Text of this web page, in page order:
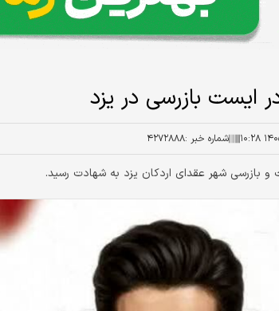
ایست بازرسی در یزد
شماره خبر :۴۲۷۲۸۸۸
بازرسی شهر عقدای اردکان یزد به شهادت رسید.